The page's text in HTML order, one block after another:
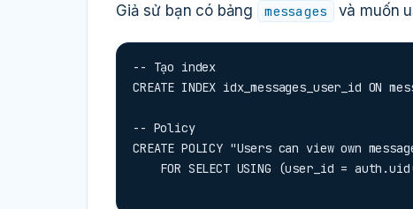
Giả sử bạn có bảng messages và muốn
-- Tạo index
CREATE INDEX idx_messages_user_id ON
-- Policy
CREATE POLICY "Users can view own
FOR SELECT USING (user_id =